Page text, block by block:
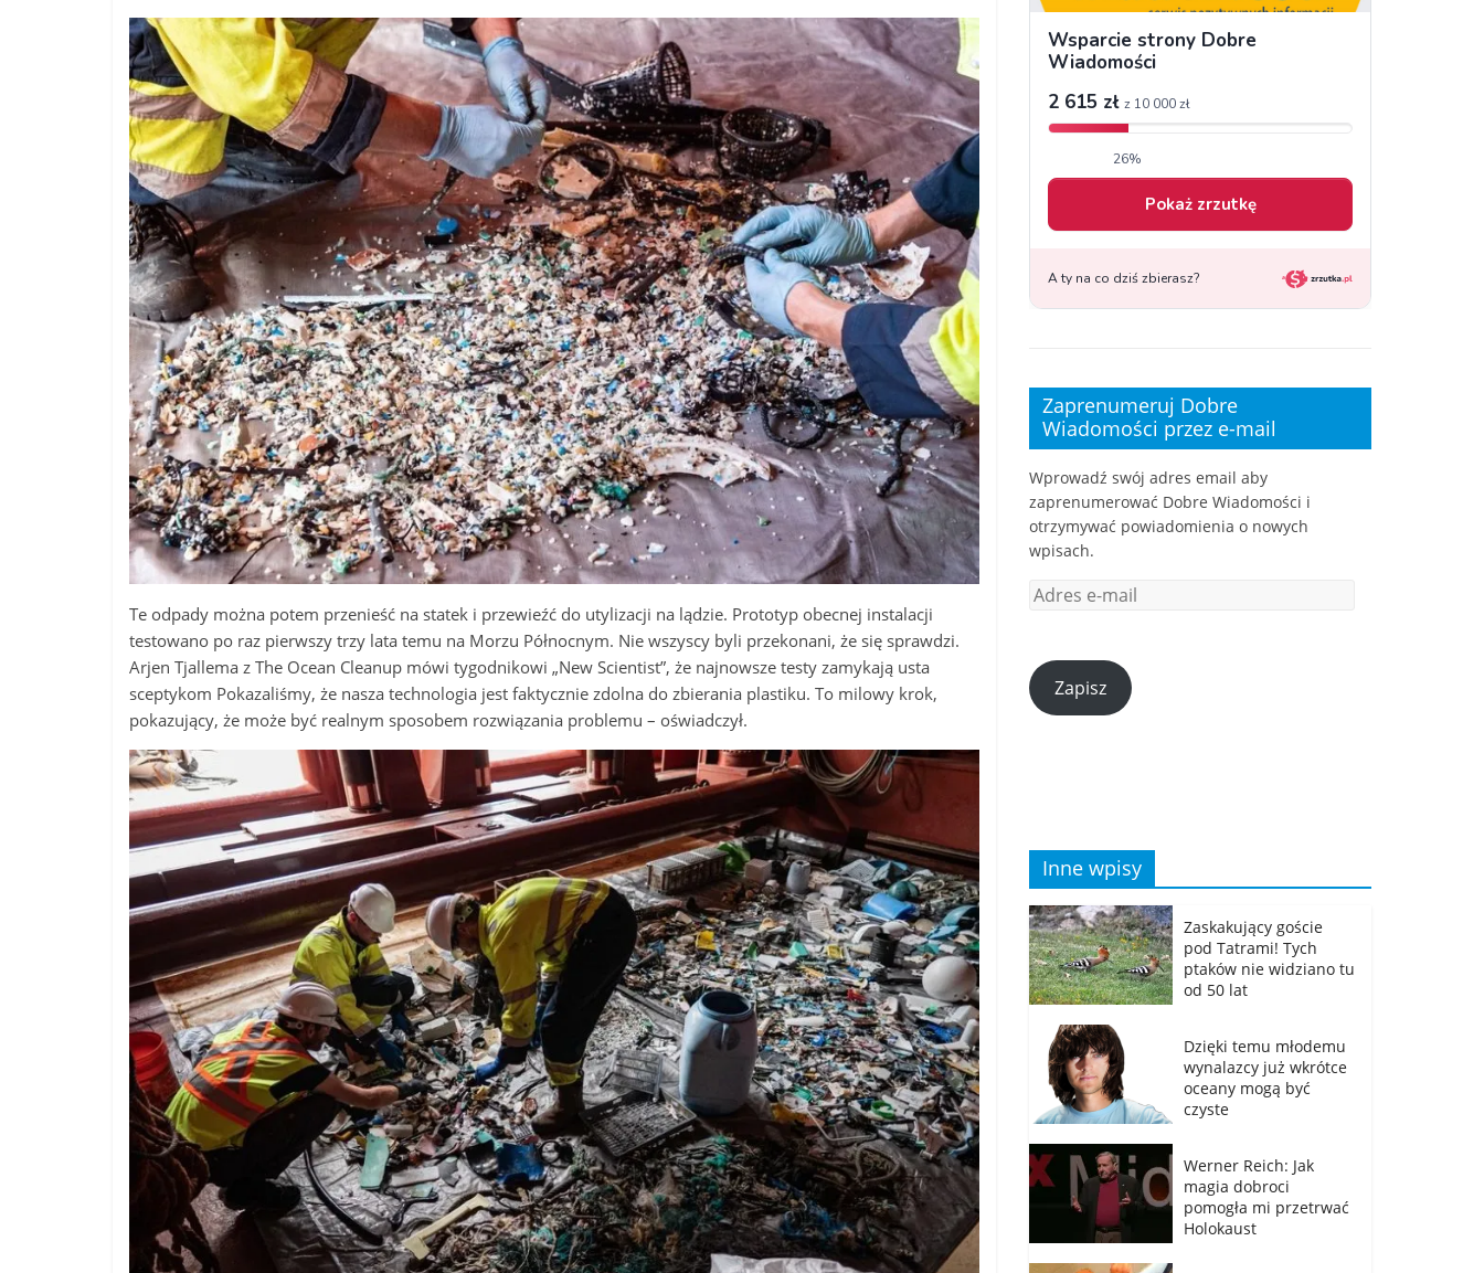
Te odpady można potem przenieść na statek i przewieźć do utylizacji na lądzie. Prototyp obecnej instalacji
testowano po raz pierwszy trzy lata temu na Morzu Północnym. Nie wszyscy byli przekonani, że się sprawdzi.
Arjen Tjallema z The Ocean Cleanup mówi tygodnikowi „New Scientist”, że najnowsze testy zamykają usta
sceptykom Pokazaliśmy, że nasza technologia jest faktycznie zdolna do zbierania plastiku. To milowy krok,
pokazujący, że może być realnym sposobem rozwiązania problemu – oświadczył.
Zaprenumeruj Dobre
Wiadomości przez e-mail
Wprowadź swój adres email aby
zaprenumerować Dobre Wiadomości i
otrzymywać powiadomienia o nowych
wpisach.
Zapisz
Inne wpisy
Zaskakujący goście
pod Tatrami! Tych
ptaków nie widziano tu
od 50 lat
Dzięki temu młodemu
wynalazcy już wkrótce
oceany mogą być
czyste
Werner Reich: Jak
magia dobroci
pomogła mi przetrwać
Holokaust